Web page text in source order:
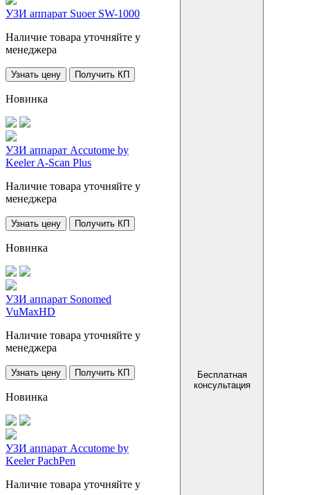
УЗИ аппарат Suoer SW-1000
Наличие товара уточняйте у
менеджера
Узнать цену Получить КП
Новинка
УЗИ аппарат Accutome by
Keeler A-Scan Plus
Наличие товара уточняйте у
менеджера
Узнать цену Получить КП
Новинка
УЗИ аппарат Sonomed
VuMaxHD
Наличие товара уточняйте у
менеджера
Узнать цену Получить КП
Новинка
УЗИ аппарат Accutome by
Keeler PachPen
Наличие товара уточняйте у
Бесплатная
консультация